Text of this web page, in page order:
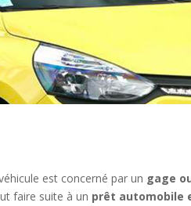
est concerné par un gage
faire suite à un prêt automobile